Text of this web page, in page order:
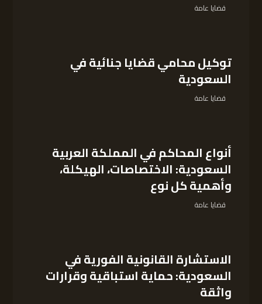
قضايا عامة
توكيل محامي قضايا جنائية في
السعودية
قضايا عامة
أنواع المحاكم في المملكة العربية
السعودية: الاختصاصات، الهيكلة،
وأهمية كل نوع
قضايا عامة
الاستشارة القانونية الفورية في
السعودية: حماية استباقية وقرارات
واثقة